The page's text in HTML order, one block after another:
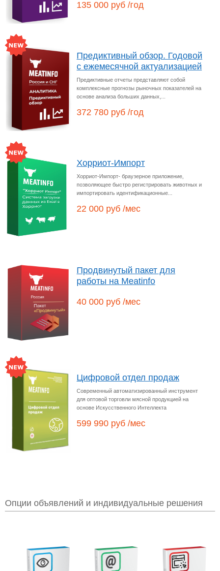
135 000 руб /год
Предиктивный обзор. Годовой
с ежемесячной актуализацией
Предиктивные отчеты представляют собой
комплексные прогнозы рыночных показателей на
основе анализа больших данных,...
372 780 руб /год
Хорриот-Импорт
Хорриот-Импорт- браузерное приложение,
позволяющее быстро регистрировать животных и
импортировать идентификационные...
22 000 руб /мес
Продвинутый пакет для
работы на Meatinfo
40 000 руб /мес
Цифровой отдел продаж
Современный автоматизированный инструмент
для оптовой торговли мясной продукцией на
основе Искусственного Интеллекта
599 990 руб /мес
Опции объявлений и индивидуальные решения